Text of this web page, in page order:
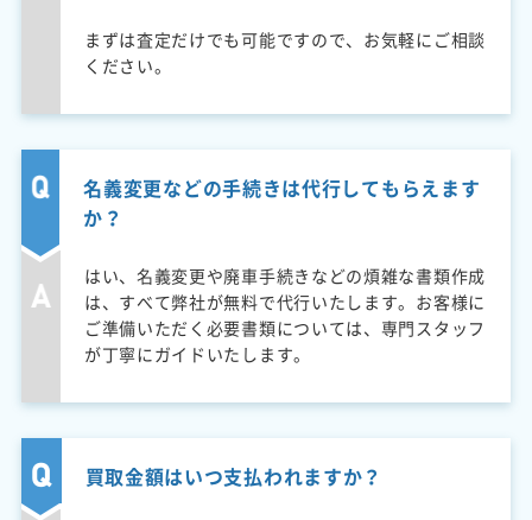
まずは査定だけでも可能ですので、お気軽にご相談
ください。
名義変更などの手続きは代行してもらえます
か？
はい、名義変更や廃車手続きなどの煩雑な書類作成
は、すべて弊社が無料で代行いたします。お客様に
ご準備いただく必要書類については、専門スタッフ
が丁寧にガイドいたします。
買取金額はいつ支払われますか？